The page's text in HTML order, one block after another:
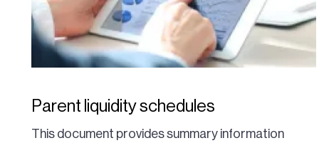
Parent liquidity schedules
This document provides summary information